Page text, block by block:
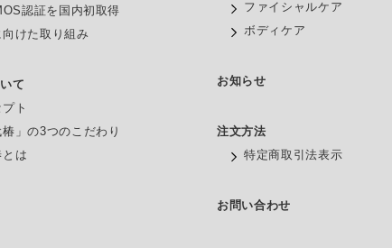
認証を国内初取得
けた取り組み
て
ト
」の3つのこだわり
は
ファイシャルケア
ボディケア
お知らせ
注文方法
特定商取引法表示
お問い合わせ